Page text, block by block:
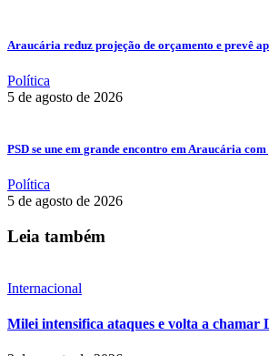
Araucária reduz projeção de orçamento e prevê
Política
5 de agosto de 2026
PSD se une em grande encontro em Araucária
Política
5 de agosto de 2026
Leia também
Internacional
Milei intensifica ataques e volta a